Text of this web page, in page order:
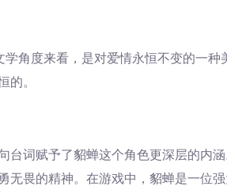
学角度来看，是对爱情永恒不变的一
的。
台词赋予了貂蝉这个角色更深层的内
无畏的精神。在游戏中，貂蝉是一位